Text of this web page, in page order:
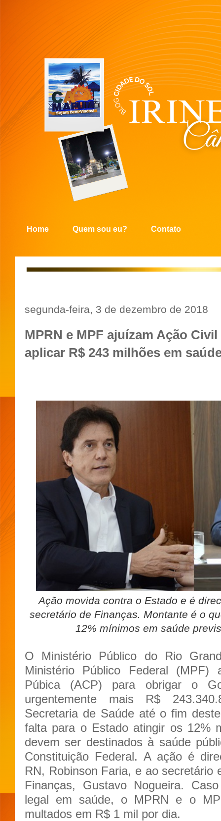
Home Quem sou eu? Contato
segunda-feira, 3 de dezembro de 2018
MPRN e MPF ajuízam Ação
aplicar R$ 243 milhões em
Ação movida contra o Estado e é
secretário de Finanças. Montante é o
12% mínimos em saúde
O Ministério Público do Rio
Ministério Público Federal (MPF)
Púbica (ACP) para obrigar o
urgentemente mais R$
Secretaria de Saúde até o fim
falta para o Estado atingir os 12%
devem ser destinados à saúde
Constituição Federal. A ação é
RN, Robinson Faria, e ao secretário
Finanças, Gustavo Nogueira.
legal em saúde, o MPRN e o
multados em R$ 1 mil por dia.